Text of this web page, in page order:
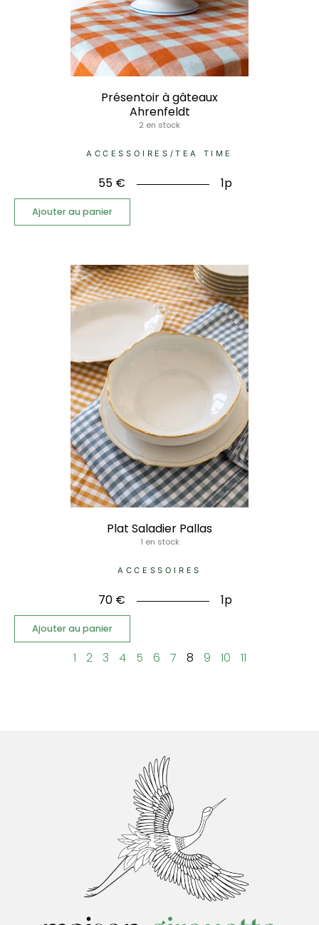
Présentoir à gâteaux
Ahrenfeldt
2 en stock
ACCESSOIRES /TEA TIME
55 € 1p
Ajouter au panier
Plat Saladier Pallas
1 en stock
ACCESSOIRES
70 € 1p
Ajouter au panier
1 2 3 4 5 6 7 8 9 10 11